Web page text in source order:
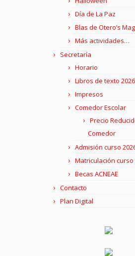
Día de La Paz
Blas de Otero’s
Más actividades…
Secretaría
Horario
Libros de texto
Impresos
Comedor Escolar
Precio
Comedor
Admisión curso
Matriculación curso
Becas ACNEAE
Contacto
Plan Digital